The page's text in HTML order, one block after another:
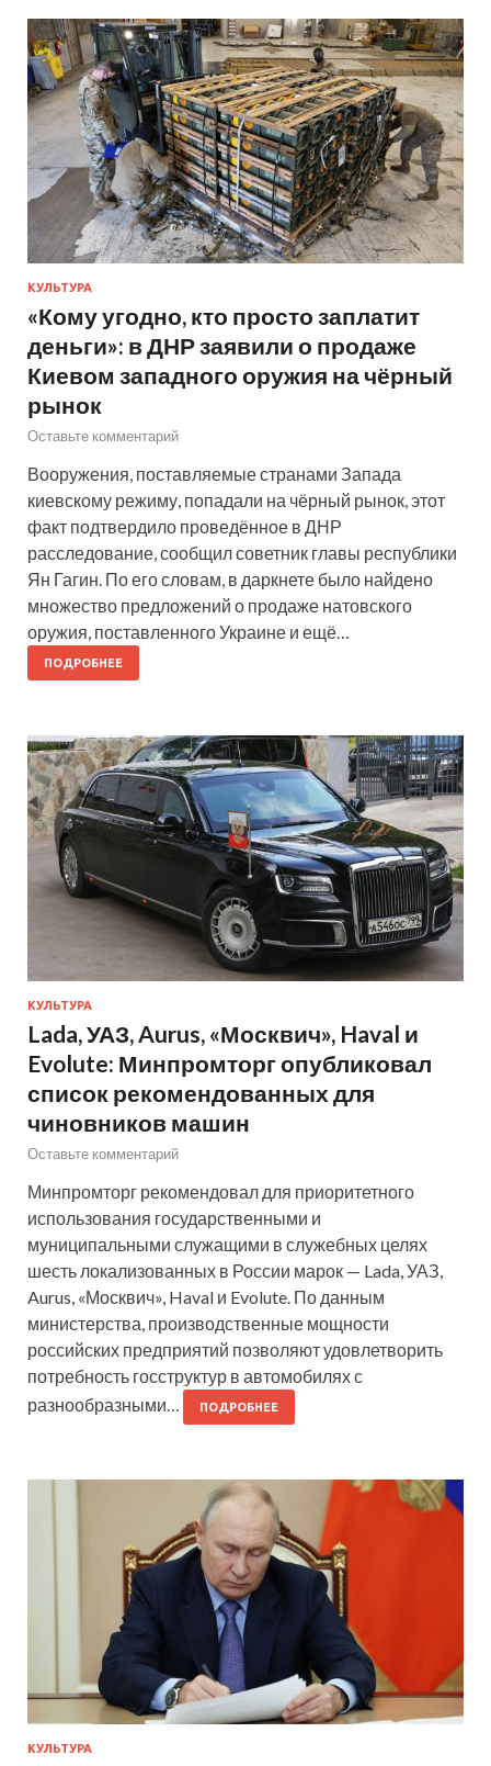
КУЛЬТУРА
«Кому угодно, кто просто заплатит
деньги»: в ДНР заявили о продаже
Киевом западного оружия на чёрный
рынок
Оставьте комментарий
Вооружения, поставляемые странами Запада
киевскому режиму, попадали на чёрный рынок, этот
факт подтвердило проведённое в ДНР
расследование, сообщил советник главы республики
Ян Гагин. По его словам, в даркнете было найдено
множество предложений о продаже натовского
оружия, поставленного Украине и ещё…
ПОДРОБНЕЕ
КУЛЬТУРА
Lada, УАЗ, Aurus, «Москвич», Haval и
Evolute: Минпромторг опубликовал
список рекомендованных для
чиновников машин
Оставьте комментарий
Минпромторг рекомендовал для приоритетного
использования государственными и
муниципальными служащими в служебных целях
шесть локализованных в России марок — Lada, УАЗ,
Aurus, «Москвич», Haval и Evolute. По данным
министерства, производственные мощности
российских предприятий позволяют удовлетворить
потребность госструктур в автомобилях с
разнообразными…
ПОДРОБНЕЕ
КУЛЬТУРА